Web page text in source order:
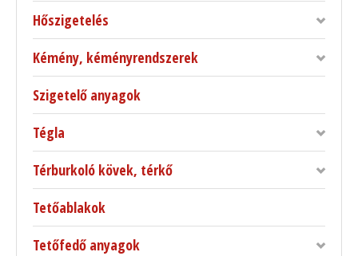
Hőszigetelés
Kémény, kéményrendszerek
Szigetelő anyagok
Tégla
Térburkoló kövek, térkő
Tetőablakok
Tetőfedő anyagok